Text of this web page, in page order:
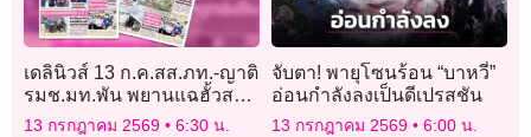
เดลินิวส์ 13 ก.ค.สส.ภท.-ญาติ
รมช.มท.พัน พยานแฉฮั้วสว.
พรรคส้มกางหลักฐานโชว์
13 กรกฎาคม 2569 6:30 น.
จับตา! พายุโซนร้อน “บาหวี่”
อ่อนกำลังลงเป็นดีเปรสชัน
13 กรกฎาคม 2569 6:00 น.